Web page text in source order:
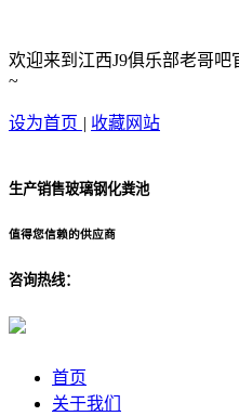
欢迎来到江西J9俱乐部老哥
~
设为首页 | 收藏网站
生产销售玻璃钢化粪池
值得您信赖的供应商
咨询热线：
首页
关于我们